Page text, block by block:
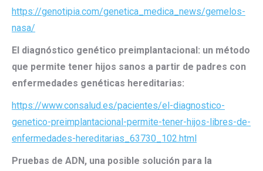
https://genotipia.com/genetica_medica_news/gemelos-
nasa/
El diagnóstico genético preimplantacional: un método
que permite tener hijos sanos a partir de padres con
enfermedades genéticas hereditarias:
https://www.consalud.es/pacientes/el-diagnostico-
genetico-preimplantacional-permite-tener-hijos-libres-de-
enfermedades-hereditarias_63730_102.html
Pruebas de ADN, una posible solución para la